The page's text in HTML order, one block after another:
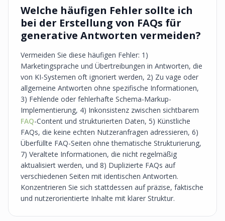
Welche häufigen Fehler sollte ich
bei der Erstellung von FAQs für
generative Antworten vermeiden?
Vermeiden Sie diese häufigen Fehler: 1)
Marketingsprache und Übertreibungen in Antworten, die
von KI-Systemen oft ignoriert werden, 2) Zu vage oder
allgemeine Antworten ohne spezifische Informationen,
3) Fehlende oder fehlerhafte Schema-Markup-
Implementierung, 4) Inkonsistenz zwischen sichtbarem
FAQ-Content und strukturierten Daten, 5) Künstliche
FAQs, die keine echten Nutzeranfragen adressieren, 6)
Überfüllte FAQ-Seiten ohne thematische Strukturierung,
7) Veraltete Informationen, die nicht regelmäßig
aktualisiert werden, und 8) Duplizierte FAQs auf
verschiedenen Seiten mit identischen Antworten.
Konzentrieren Sie sich stattdessen auf präzise, faktische
und nutzerorientierte Inhalte mit klarer Struktur.